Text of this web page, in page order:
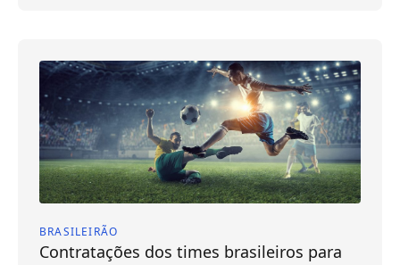
BRASILEIRÃO
Contratações dos times brasileiros para